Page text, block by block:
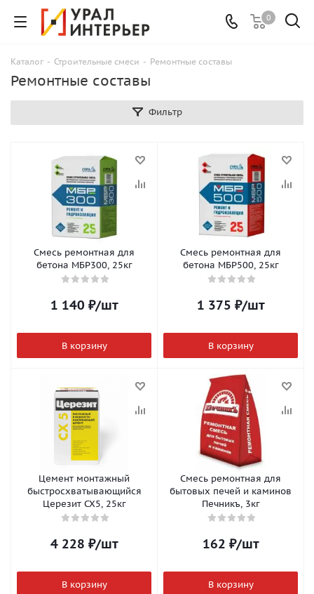
0
Каталог - Строительные смеси - Ремонтные составы
Ремонтные составы
Фильтр
Смесь ремонтная для
бетона МБР300, 25кг
1 140 ₽/шт
В корзину
Смесь ремонтная для
бетона МБР500, 25кг
1 375 ₽/шт
В корзину
Цемент монтажный
быстросхватывающийся
Церезит CX5, 25кг
4 228 ₽/шт
В корзину
Смесь ремонтная для
бытовых печей и каминов
Печникъ, 3кг
162 ₽/шт
В корзину